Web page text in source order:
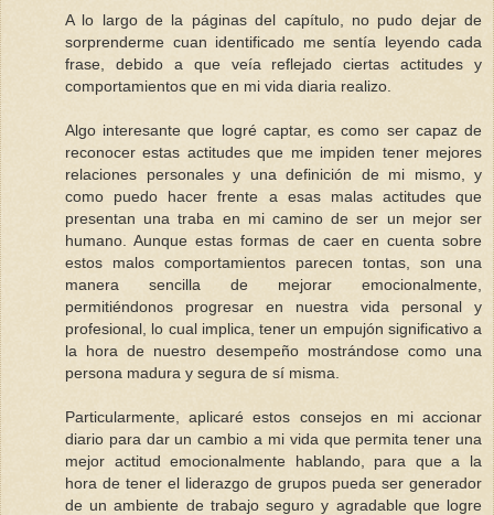
A lo largo de la páginas del capítulo, no pudo dejar de
sorprenderme cuan identificado me sentía leyendo cada
frase, debido a que veía reflejado ciertas actitudes y
comportamientos que en mi vida diaria realizo.
Algo interesante que logré captar, es como ser capaz de
reconocer estas actitudes que me impiden tener mejores
relaciones personales y una definición de mi mismo, y
como puedo hacer frente a esas malas actitudes que
presentan una traba en mi camino de ser un mejor ser
humano. Aunque estas formas de caer en cuenta sobre
estos malos comportamientos parecen tontas, son una
manera sencilla de mejorar emocionalmente,
permitiéndonos progresar en nuestra vida personal y
profesional, lo cual implica, tener un empujón significativo a
la hora de nuestro desempeño mostrándose como una
persona madura y segura de sí misma.
Particularmente, aplicaré estos consejos en mi accionar
diario para dar un cambio a mi vida que permita tener una
mejor actitud emocionalmente hablando, para que a la
hora de tener el liderazgo de grupos pueda ser generador
de un ambiente de trabajo seguro y agradable que logre